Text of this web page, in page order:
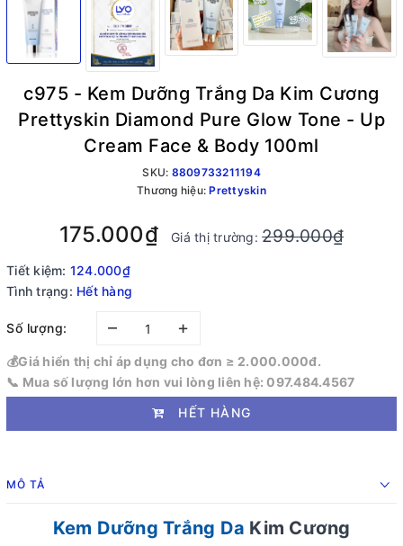
c975 - Kem Dưỡng Trắng Da Kim Cương
Prettyskin Diamond Pure Glow Tone - Up
Cream Face & Body 100ml
SKU: 8809733211194
Thương hiệu:Prettyskin
175.000₫ Giá thị trường:299.000₫
Tiết kiệm: 124.000₫
Tình trạng: Hết hàng
Số lượng: – +
💰Giá hiển thị chỉ áp dụng cho đơn ≥ 2.000.000đ.
📞 Mua số lượng lớn hơn vui lòng liên hệ: 097.484.4567
HẾT HÀNG
MÔ TẢ
Kem Dưỡng Trắng Da Kim Cương